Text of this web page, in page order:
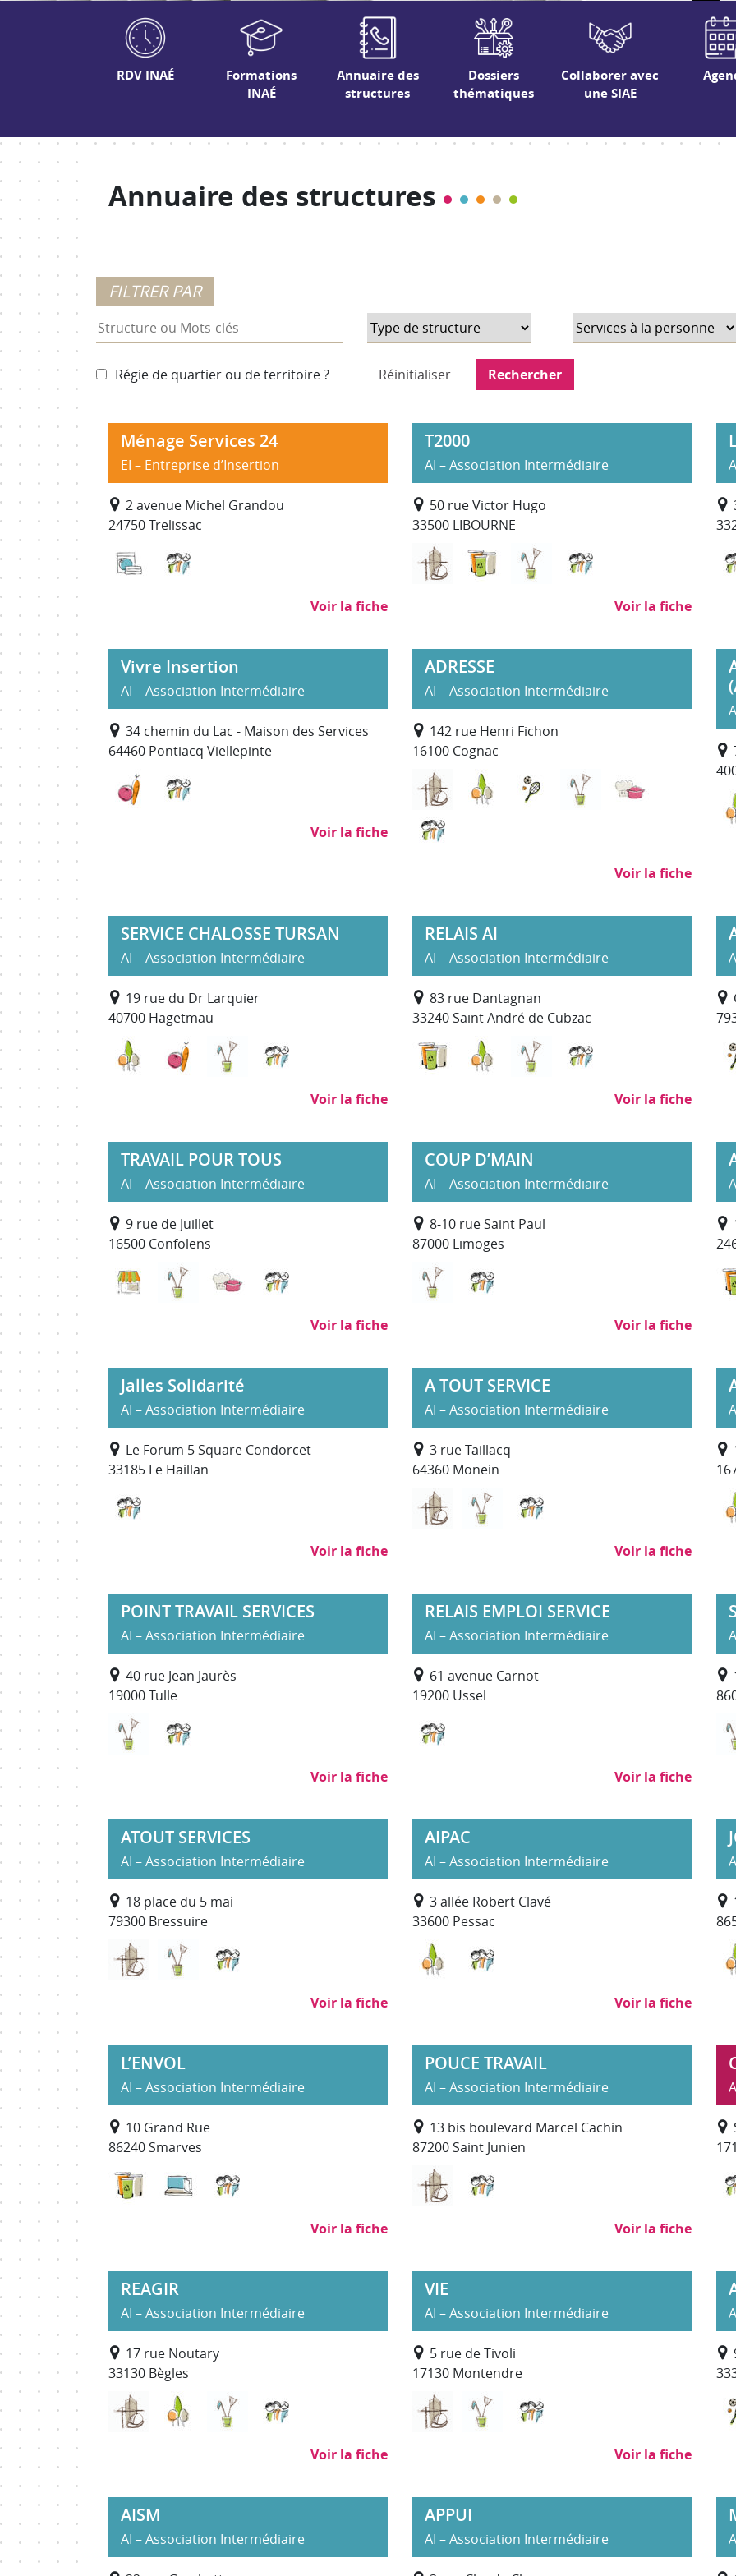
RDV INAÉ
Formations
INAÉ
Annuaire des
structures
Dossiers
thématiques
Collaborer avec
une SIAE
Annuaire des structures
Régie de quartier ou de territoire ? Réinitialiser
Ménage Services 24
EI – Entreprise d’Insertion
2 avenue Michel Grandou
24750 Trelissac
Blanchisserie, repassage
Voir la fiche
T2000
AI – Association Intermédiaire
50 rue Victor Hugo
33500 LIBOURNE
Bâtiment Travaux Publics
Déchets : collecte, traitement,
Nettoyage, propreté (hors
Services à la
Voir la fiche
Vivre Insertion
AI – Association Intermédiaire
34 chemin du Lac - Maison des Services
64460 Pontiacq Viellepinte
Maraîchage, transformation alimentaire et travaux agricoles
Voir la fiche
ADRESSE
AI – Association Intermédiaire
142 rue Henri Fichon
16100 Cognac
Bâtiment Travaux Publics
Environnement, entretien et
Evénementiel, animation,
Nettoyage, propreté
Voir la fiche
SERVICE CHALOSSE TURSAN
AI – Association Intermédiaire
19 rue du Dr Larquier
40700 Hagetmau
Environnement, entretien et aménagement des espaces verts et naturels
Maraîchage, transformation alimentaire et travaux agricoles
Nettoyage, propreté (hors SAP)
Services à la personne
Voir la fiche
RELAIS AI
AI – Association Intermédiaire
83 rue Dantagnan
33240 Saint André de Cubzac
Déchets : collecte, traitement, recyclage
Environnement, entretien et
Nettoyage, propreté (hors
Services à la
Voir la fiche
TRAVAIL POUR TOUS
AI – Association Intermédiaire
9 rue de Juillet
16500 Confolens
Commerce, distribution
Nettoyage, propreté (hors SAP)
Restauration, traiteur
Services à la personne
Voir la fiche
COUP D’MAIN
AI – Association Intermédiaire
8-10 rue Saint Paul
87000 Limoges
Nettoyage, propreté (hors SAP)
Voir la fiche
Jalles Solidarité
AI – Association Intermédiaire
Le Forum 5 Square Condorcet
33185 Le Haillan
Voir la fiche
A TOUT SERVICE
AI – Association Intermédiaire
3 rue Taillacq
64360 Monein
Bâtiment Travaux Publics
Nettoyage, propreté (hors SAP)
Voir la fiche
POINT TRAVAIL SERVICES
AI – Association Intermédiaire
40 rue Jean Jaurès
19000 Tulle
Nettoyage, propreté (hors SAP)
Voir la fiche
RELAIS EMPLOI SERVICE
AI – Association Intermédiaire
61 avenue Carnot
19200 Ussel
Voir la fiche
ATOUT SERVICES
AI – Association Intermédiaire
18 place du 5 mai
79300 Bressuire
Bâtiment Travaux Publics
Nettoyage, propreté (hors SAP)
Voir la fiche
AIPAC
AI – Association Intermédiaire
3 allée Robert Clavé
33600 Pessac
Environnement, entretien et aménagement
Voir la fiche
L’ENVOL
AI – Association Intermédiaire
10 Grand Rue
86240 Smarves
Déchets : collecte, traitement, recyclage
Informatique, impression et travaux administratifs
Voir la fiche
POUCE TRAVAIL
AI – Association Intermédiaire
13 bis boulevard Marcel Cachin
87200 Saint Junien
Bâtiment Travaux Publics
Voir la fiche
REAGIR
AI – Association Intermédiaire
17 rue Noutary
33130 Bègles
Bâtiment Travaux Publics
Environnement, entretien et aménagement des espaces verts et naturels
Nettoyage, propreté (hors SAP)
Services à la personne
Voir la fiche
VIE
AI – Association Intermédiaire
5 rue de Tivoli
17130 Montendre
Bâtiment Travaux Publics
Nettoyage, propreté (hors SAP)
Voir la fiche
AISM
AI – Association Intermédiaire
APPUI
AI – Association Intermédiaire